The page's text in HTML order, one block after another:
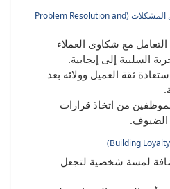
3- التعامل مع المواقف الصعبة وحل المشكلات (Problem Resolution and
مع شكاوى العملاء
السلبية إلى إيجابية.
ثقة العميل وولائه بعد
من اتخاذ قرارات
لمسة شخصية لتجعل